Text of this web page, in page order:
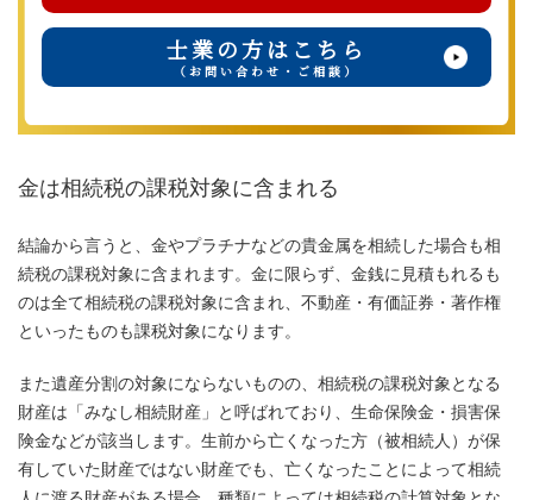
士業の方はこちら
（お問い合わせ・ご相談）
金は相続税の課税対象に含まれる
結論から言うと、金やプラチナなどの貴金属を相続した場合も相
続税の課税対象に含まれます。金に限らず、金銭に見積もれるも
のは全て相続税の課税対象に含まれ、不動産・有価証券・著作権
といったものも課税対象になります。
また遺産分割の対象にならないものの、相続税の課税対象となる
財産は「みなし相続財産」と呼ばれており、生命保険金・損害保
険金などが該当します。生前から亡くなった方（被相続人）が保
有していた財産ではない財産でも、亡くなったことによって相続